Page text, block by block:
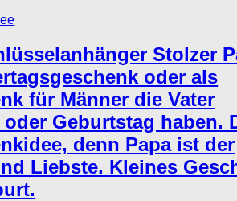
Stolzer
oder als
für Männer die Vater
Geburtstag haben.
denn Papa ist der
Liebste. Kleines